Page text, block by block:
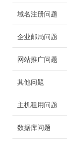
域名注册问题
企业邮局问题
网站推广问题
其他问题
主机租用问题
数据库问题